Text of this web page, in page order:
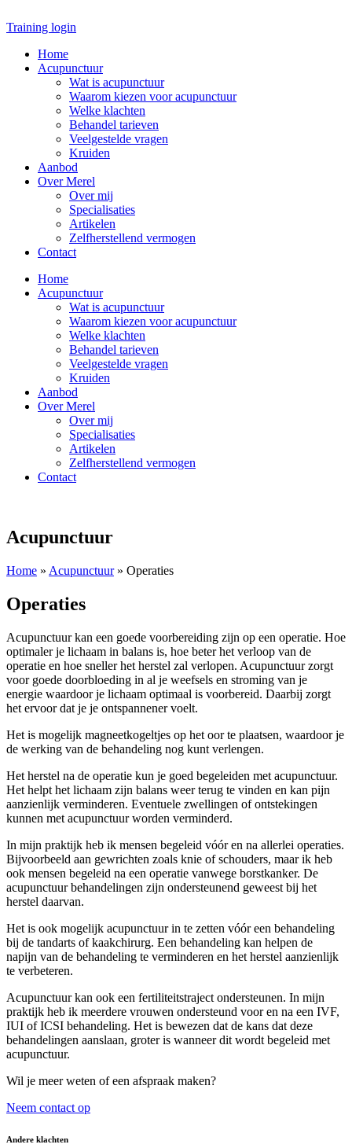
naar
inhoud
Training login
Home
Acupunctuur
Wat is acupunctuur
Waarom kiezen voor acupunctuur
Welke klachten
Behandel tarieven
Veelgestelde vragen
Kruiden
Aanbod
Over Merel
Over mij
Specialisaties
Artikelen
Zelfherstellend vermogen
Contact
Home
Acupunctuur
Wat is acupunctuur
Waarom kiezen voor acupunctuur
Welke klachten
Behandel tarieven
Veelgestelde vragen
Kruiden
Aanbod
Over Merel
Over mij
Specialisaties
Artikelen
Zelfherstellend vermogen
Contact
Acupunctuur
Home » Acupunctuur» Operaties
Operaties
Acupunctuur kan een goede voorbereiding zijn op een operatie. Hoe
optimaler je lichaam in balans is, hoe beter het verloop van de
operatie en hoe sneller het herstel zal verlopen. Acupunctuur zorgt
voor goede doorbloeding in al je weefsels en stroming van je
energie waardoor je lichaam optimaal is voorbereid. Daarbij zorgt
het ervoor dat je je ontspannener voelt.
Het is mogelijk magneetkogeltjes op het oor te plaatsen, waardoor je
de werking van de behandeling nog kunt verlengen.
Het herstel na de operatie kun je goed begeleiden met acupunctuur.
Het helpt het lichaam zijn balans weer terug te vinden en kan pijn
aanzienlijk verminderen. Eventuele zwellingen of ontstekingen
kunnen met acupunctuur worden verminderd.
In mijn praktijk heb ik mensen begeleid vóór en na allerlei operaties.
Bijvoorbeeld aan gewrichten zoals knie of schouders, maar ik heb
ook mensen begeleid na een operatie vanwege borstkanker. De
acupunctuur behandelingen zijn ondersteunend geweest bij het
herstel daarvan.
Het is ook mogelijk acupunctuur in te zetten vóór een behandeling
bij de tandarts of kaakchirurg. Een behandeling kan helpen de
napijn van de behandeling te verminderen en het herstel aanzienlijk
te verbeteren.
Acupunctuur kan ook een fertiliteitstraject ondersteunen. In mijn
praktijk heb ik meerdere vrouwen ondersteund voor en na een IVF,
IUI of ICSI behandeling. Het is bewezen dat de kans dat deze
behandelingen aanslaan, groter is wanneer dit wordt begeleid met
acupunctuur.
Wil je meer weten of een afspraak maken?
Neem contact op
Andere klachten